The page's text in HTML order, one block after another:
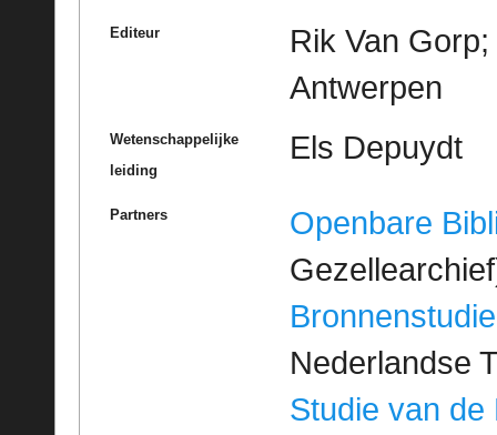
Editeur
Rik Van
Antwerpen
Wetenschappelijke
leiding
Els Depuydt
Partners
Openbare
Bronnenstudie
Nederlandse
Studie van de